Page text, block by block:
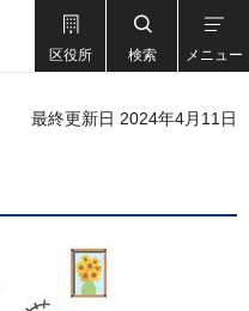
区役所 検索 メニュー
最終更新日 2024年4月11日